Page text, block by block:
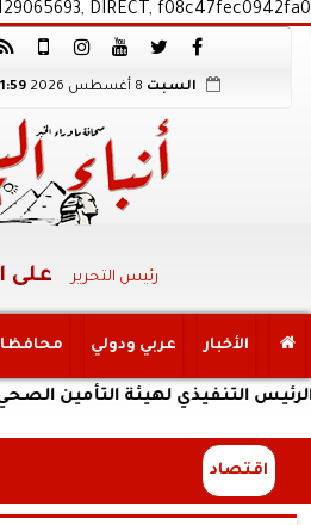
DIRECT, f08c47fec0942fa0
السبت 01:59
رئيس التحرير على
الأخبار عربي ودولي
لهيئة التأمين الصحي
اقتصاد